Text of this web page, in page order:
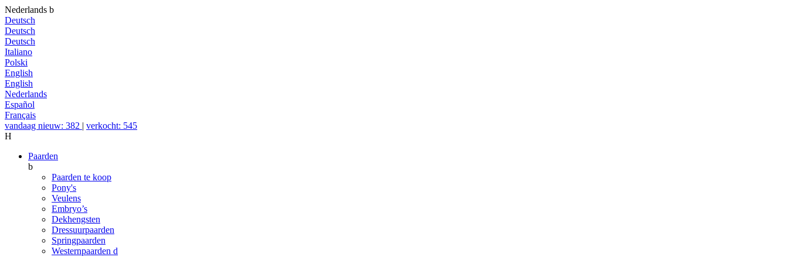
Nederlands b
Deutsch
Deutsch
Deutsch
Italiano
Polski
English
English
Nederlands
Español
Français
vandaag nieuw: 382 | verkocht: 545
H
Paarden
b
Paarden te koop
Pony's
Veulens
Embryo’s
Dekhengsten
Dressuurpaarden
Springpaarden
Westernpaarden d